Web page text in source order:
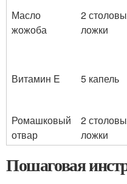
Масло
жожоба
2
ложки
Витамин E 5 капель
Ромашковый
отвар
2
ложки
Пошаговая